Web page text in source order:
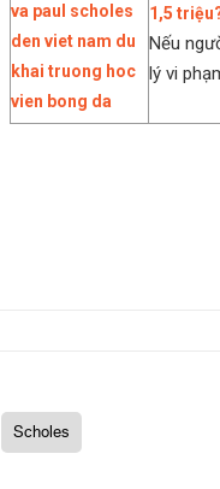
1,5
Nếu
lý vi
Scholes